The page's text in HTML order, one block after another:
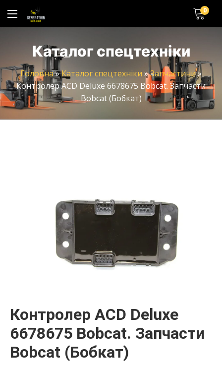
0
Каталог спецтехніки
Головна»Каталог спецтехніки »Запчастини»
Контролер ACD Deluxe 6678675 Bobcat. Запчасти
Bobcat (Бобкат)
Контролер ACD Deluxe
6678675 Bobcat. Запчасти
Bobcat (Бобкат)